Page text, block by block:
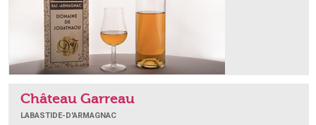
Château Garreau
LABASTIDE-D'ARMAGNAC